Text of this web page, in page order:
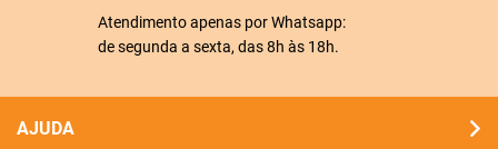
Atendimento apenas por Whatsapp:
de segunda a sexta, das 8h às 18h.
AJUDA